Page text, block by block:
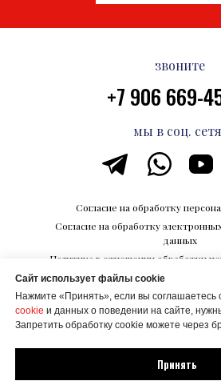
© ООО "КОРПОРАЦИИ
ИНН
звоните
+7 906 669-
Каталог впечатлений на
Политика в отношении обработки
Согласие на обработку
данных
Согласие на обработку
мы в соц.
Создание сайта
Сайт использует файлы cookie
Нажмите «Принять», если вы соглашаетесь
cookie и данных о поведении на сайте,
Запретить обработку cookie можете через
Принять